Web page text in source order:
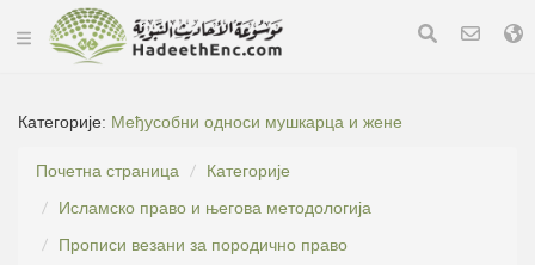
Категорије: Међусобни односи мушкарца и жене
Почетна страница
Категорије
Исламско право и његова методологија
Прописи везани за породично право